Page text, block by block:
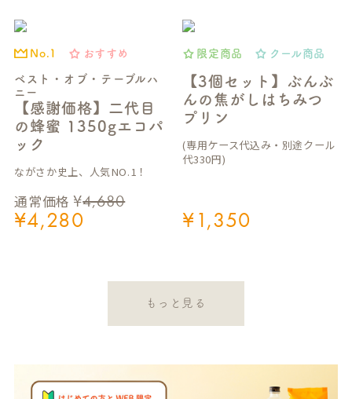
ベスト・オブ・テーブルハ
ニー
【感謝価格】二代目
の蜂蜜 1350gエコパ
ック
No.1 おすすめ
通常価格 ¥4,680
¥4,280
ながさか史上、人気NO.1！
【3個セット】ぶんぶ
んの焦がしはちみつ
プリン
限定商品 クール商品
¥1,350
(専用ケース代込み・別途クール
代330円)
もっと見る